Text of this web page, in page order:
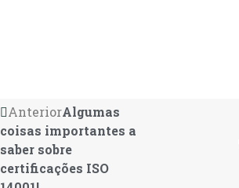
AnteriorAlgumas
coisas importantes a
saber sobre
certificações ISO